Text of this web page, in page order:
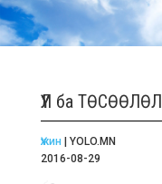
ҮҮЛ ба ТӨСӨӨЛӨЛ
Үжин | YOLO.MN
2016-08-29